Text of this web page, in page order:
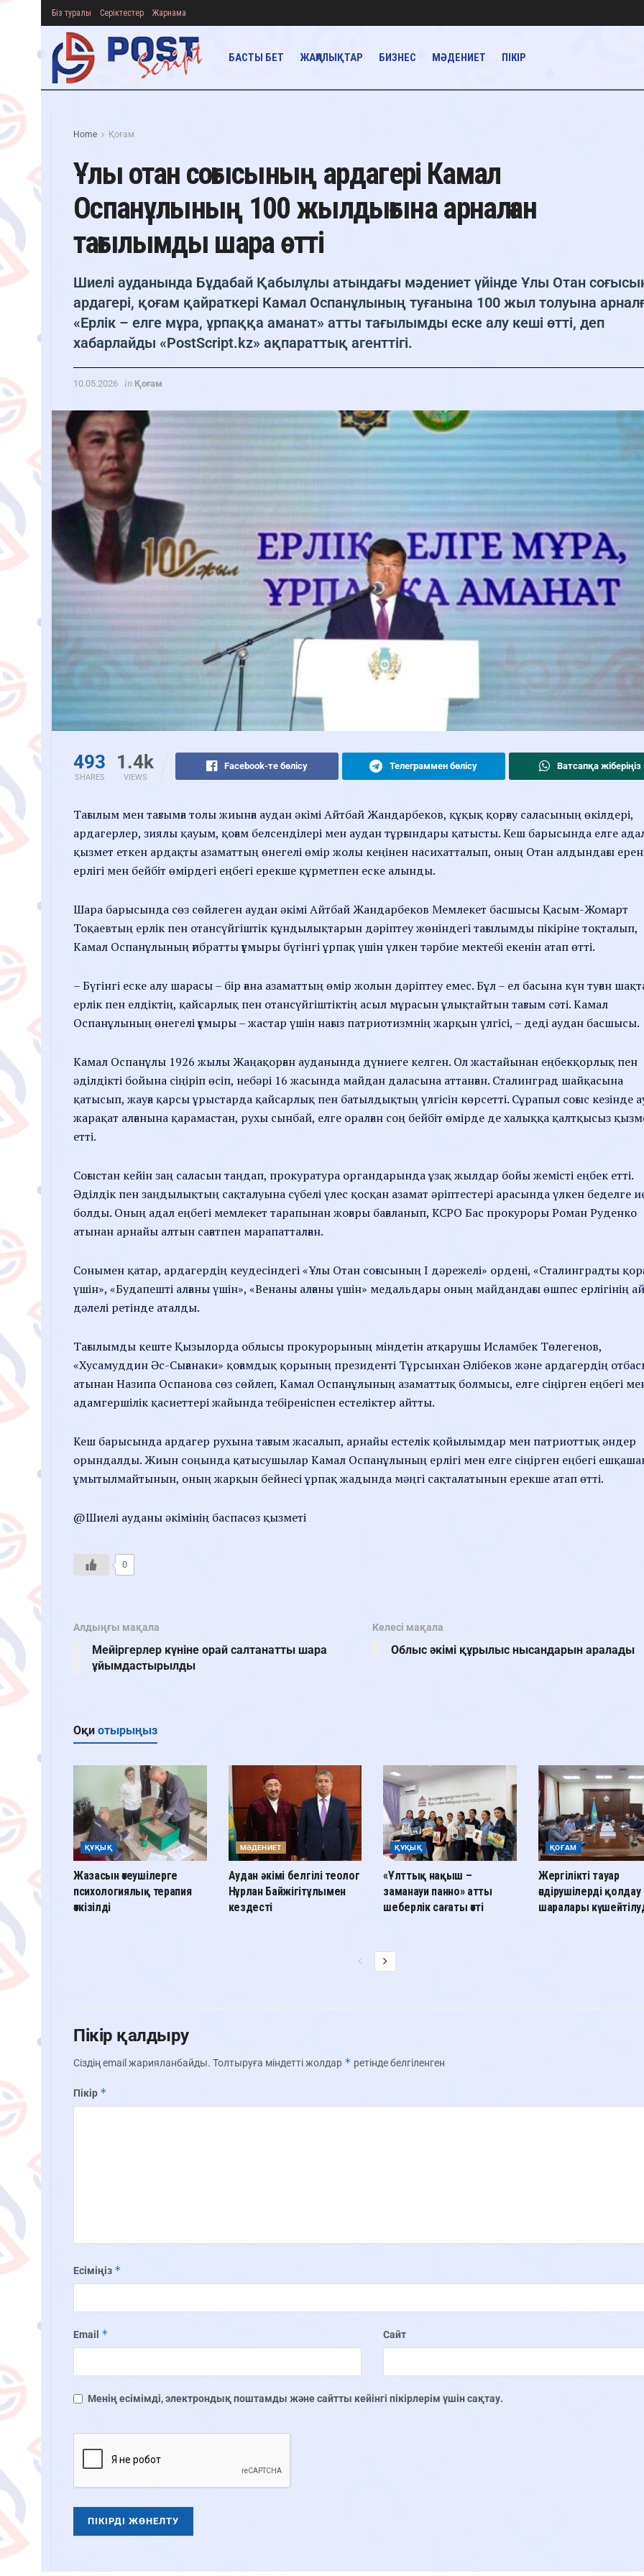
Біз туралы Серіктестер Жарнама
БАСТЫ БЕТ ЖАҢАЛЫҚТАР БИЗНЕС МӘДЕНИЕТ ПІКІР
Home Қоғам
Ұлы отан соғысының ардагері Камал
Оспанұлының 100 жылдығына арналған
тағылымды шара өтті
Шиелі ауданында Бұдабай Қабылұлы атындағы мәдениет үйінде Ұлы Отан
ардагері, қоғам қайраткері Камал Оспанұлының туғанына 100 жыл толуына
«Ерлік – елге мұра, ұрпаққа аманат» атты тағылымды еске алу кеші өтті, деп
хабарлайды «PostScript.kz» ақпараттық агенттігі.
10.05.2026 in Қоғам
493
SHARES
1.4k
VIEWS
Facebook-те бөлісу Телеграммен бөлісу Ватсапқа жіберіңіз
Тағылым мен тағзымға толы жиынға аудан әкімі Айтбай Жандарбеков, құқық қорғау саласының өкілдері,
ардагерлер, зиялы қауым, қоғам белсенділері мен аудан тұрғындары қатысты. Кеш барысында елге
қызмет еткен ардақты азаматтың өнегелі өмір жолы кеңінен насихатталып, оның Отан алдындағы ерен
ерлігі мен бейбіт өмірдегі еңбегі ерекше құрметпен еске алынды.
Шара барысында сөз сөйлеген аудан әкімі Айтбай Жандарбеков Мемлекет басшысы Қасым-Жомарт
Тоқаевтың ерлік пен отансүйгіштік құндылықтарын дәріптеу жөніндегі тағылымды пікіріне тоқталып,
Камал Оспанұлының ғибратты ғұмыры бүгінгі ұрпақ үшін үлкен тәрбие мектебі екенін атап өтті.
– Бүгінгі еске алу шарасы – бір ғана азаматтың өмір жолын дәріптеу емес. Бұл – ел басына күн туған
ерлік пен елдіктің, қайсарлық пен отансүйгіштіктің асыл мұрасын ұлықтайтын тағзым сәті. Камал
Оспанұлының өнегелі ғұмыры – жастар үшін нағыз патриотизмнің жарқын үлгісі, – деді аудан басшысы.
Камал Оспанұлы 1926 жылы Жаңақорған ауданында дүниеге келген. Ол жастайынан еңбекқорлық пен
әділдікті бойына сіңіріп өсіп, небәрі 16 жасында майдан даласына аттанған. Сталинград шайқасына
қатысып, жауға қарсы ұрыстарда қайсарлық пен батылдықтың үлгісін көрсетті. Сұрапыл соғыс кезінде
жарақат алғанына қарамастан, рухы сынбай, елге оралған соң бейбіт өмірде де халыққа қалтқысыз
етті.
Соғыстан кейін заң саласын таңдап, прокуратура органдарында ұзақ жылдар бойы жемісті еңбек етті.
Әділдік пен заңдылықтың сақталуына сүбелі үлес қосқан азамат әріптестері арасында үлкен беделге
болды. Оның адал еңбегі мемлекет тарапынан жоғары бағаланып, КСРО Бас прокуроры Роман Руденко
атынан арнайы алтын сағатпен марапатталған.
Сонымен қатар, ардагердің кеудесіндегі «Ұлы Отан соғысының I дәрежелі» ордені, «Сталинградты
үшін», «Будапешті алғаны үшін», «Венаны алғаны үшін» медальдары оның майдандағы өшпес ерлігінің
дәлелі ретінде аталды.
Тағылымды кеште Қызылорда облысы прокурорының міндетін атқарушы Исламбек Төлегенов,
«Хусамуддин Әс-Сығанаки» қоғамдық қорының президенті Тұрсынхан Әлібеков және ардагердің
атынан Назипа Оспанова сөз сөйлеп, Камал Оспанұлының азаматтық болмысы, елге сіңірген еңбегі
адамгершілік қасиеттері жайында тебіреніспен естеліктер айтты.
Кеш барысында ардагер рухына тағзым жасалып, арнайы естелік қойылымдар мен патриоттық әндер
орындалды. Жиын соңында қатысушылар Камал Оспанұлының ерлігі мен елге сіңірген еңбегі
ұмытылмайтынын, оның жарқын бейнесі ұрпақ жадында мәңгі сақталатынын ерекше атап өтті.
@Шиелі ауданы әкімінің баспасөз қызметі
0
Алдыңғы мақала
Мейіргерлер күніне орай салтанатты шара
ұйымдастырылды
Келесі мақала
Облыс әкімі құрылыс нысандарын аралады
Оқи отырыңыз
ҚҰҚЫҚ
Жазасын өтеушілерге
психологиялық терапия
өткізілді
МӘДЕНИЕТ
Аудан әкімі белгілі теолог
Нұрлан Байжігітұлымен
кездесті
ҚҰҚЫҚ
«Ұлттық нақыш –
заманауи панно» атты
шеберлік сағаты өтті
ҚОҒАМ
Жергілікті тауар
өндірушілерді қолдау
шаралары
Пікір қалдыру
Сіздің email жарияланбайды. Толтыруға міндетті жолдар * ретінде белгіленген
Пікір *
Есіміңіз *
Email * Сайт
Менің есімімді, электрондық поштамды және сайтты кейінгі пікірлерім үшін сақтау.